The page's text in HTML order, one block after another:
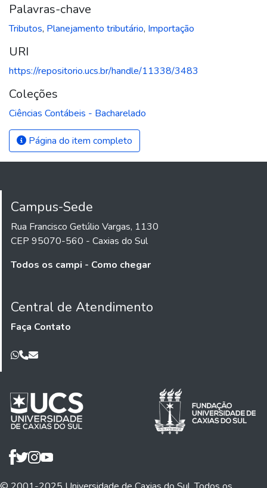
Palavras-chave
Tributos, Planejamento tributário, Importação
URI
https://repositorio.ucs.br/handle/11338/3483
Coleções
Ciências Contábeis - Bacharelado
Página do item completo
Campus-Sede
Rua Francisco Getúlio Vargas, 1130
CEP 95070-560 - Caxias do Sul
Todos os campi - Como chegar
Central de Atendimento
Faça Contato